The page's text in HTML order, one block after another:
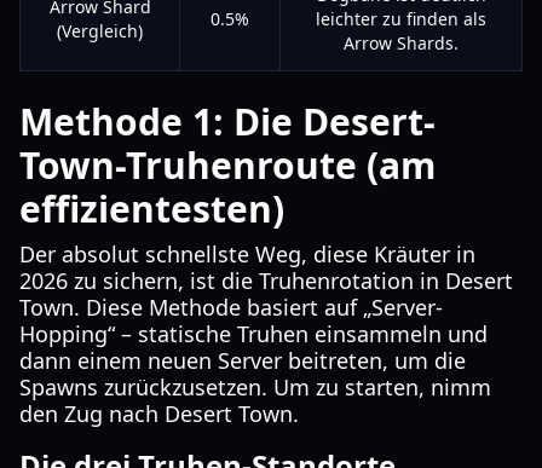
Arrow Shard
(Vergleich)
0.5%
leichter zu finden als
Arrow Shards.
Methode 1: Die Desert-
Town-Truhenroute (am
effizientesten)
Der absolut schnellste Weg, diese Kräuter in
2026 zu sichern, ist die Truhenrotation in Desert
Town. Diese Methode basiert auf „Server-
Hopping“ – statische Truhen einsammeln und
dann einem neuen Server beitreten, um die
Spawns zurückzusetzen. Um zu starten, nimm
den Zug nach Desert Town.